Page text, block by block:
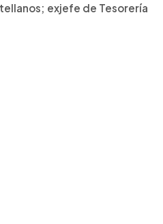
exjefe de Tesorería